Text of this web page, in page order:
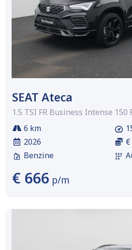
SEAT Ateca
1.5 TSI FR Business Intense 150
6 km
2026
Benzine
€ 666 p/m